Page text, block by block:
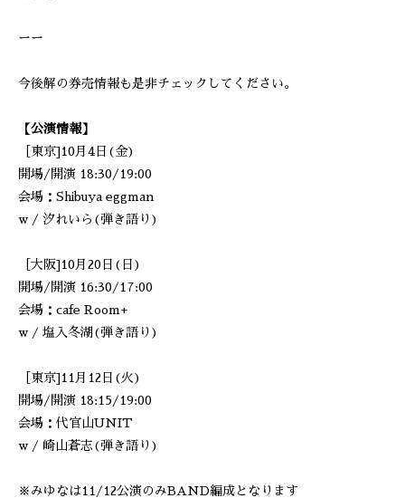
ーー
今後解の券売情報も是非チェックしてください。
【公演情報】
［東京]10月4日(金)
開場/開演 18:30/19:00
会場：Shibuya eggman
w / 汐れいら(弾き語り)
［大阪]10月20日(日)
開場/開演 16:30/17:00
会場：cafe Room+
w / 塩入冬湖(弾き語り)
［東京]11月12日(火)
開場/開演 18:15/19:00
会場：代官山UNIT
w / 崎山蒼志(弾き語り)
※みゆなは11/12公演のみBAND編成となります